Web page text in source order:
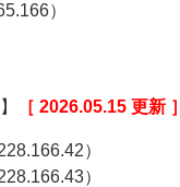
）
［ 2026.05.15 更新
）
）